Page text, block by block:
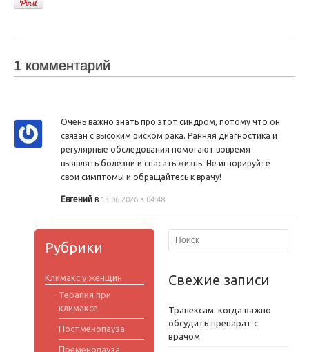
1 комментарий
Очень важно знать про этот синдром, потому что он
связан с высоким риском рака. Ранняя диагностика и
регулярные обследования помогают вовремя
выявлять болезни и спасать жизнь. Не игнорируйте
свои симптомы и обращайтесь к врачу!
Евгений в 13.06.2026 в 04:48
Рубрики
Климакс у женщин
Терапия при
климаксе
Постменопауза
Пременопауза
Свежие записи
Транексам: когда важно
обсудить препарат с
врачом